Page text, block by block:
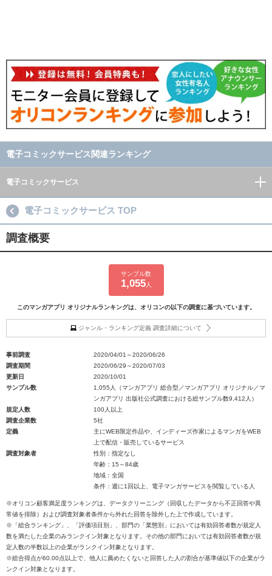
電子コミックサービス関連ランキング
電子コミックサービス
電子コミックサービス TOP
調査概要
サンプル数
1,055人
このマンガアプリ オリジナルランキングは、オリコンの以下の調査に基づいています。
ジャンル・ランキング定義 調査詳細について
事前調査
2020/04/01～2020/06/26
調査期間
2020/06/29～2020/07/03
更新日
2020/10/01
サンプル数
1,055人（マンガアプリ 総合型／マンガアプリ オリジナル／マ
ンガアプリ 出版社公式調査における総サンプル数9,412人）
規定人数
100人以上
調査企業数
5社
定義
主にWEB限定作品や、インディーズ作家によるマンガをWEB
上で配信・販売しているサービス
調査対象者
性別：指定なし
年齢：15～84歳
地域：全国
条件：週に1回以上、電子マンガサービスを閲覧している人
※オリコン顧客満足度ランキングは、データクリーニング（回収したデータから不正回答や異
常値を排除）および調査対象者条件から外れた回答を除外した上で作成しています。
※「総合ランキング」、「評価項目別」、部門の「業態別」においては有効回答者数が規定人
数を満たした企業のみランクイン対象となります。その他の部門においては有効回答者数が規
定人数の半数以上の企業がランクイン対象となります。
※総合得点が60.00点以上で、他人に薦めたくないと回答した人の割合が基準値以下の企業がラ
ンクイン対象となります。